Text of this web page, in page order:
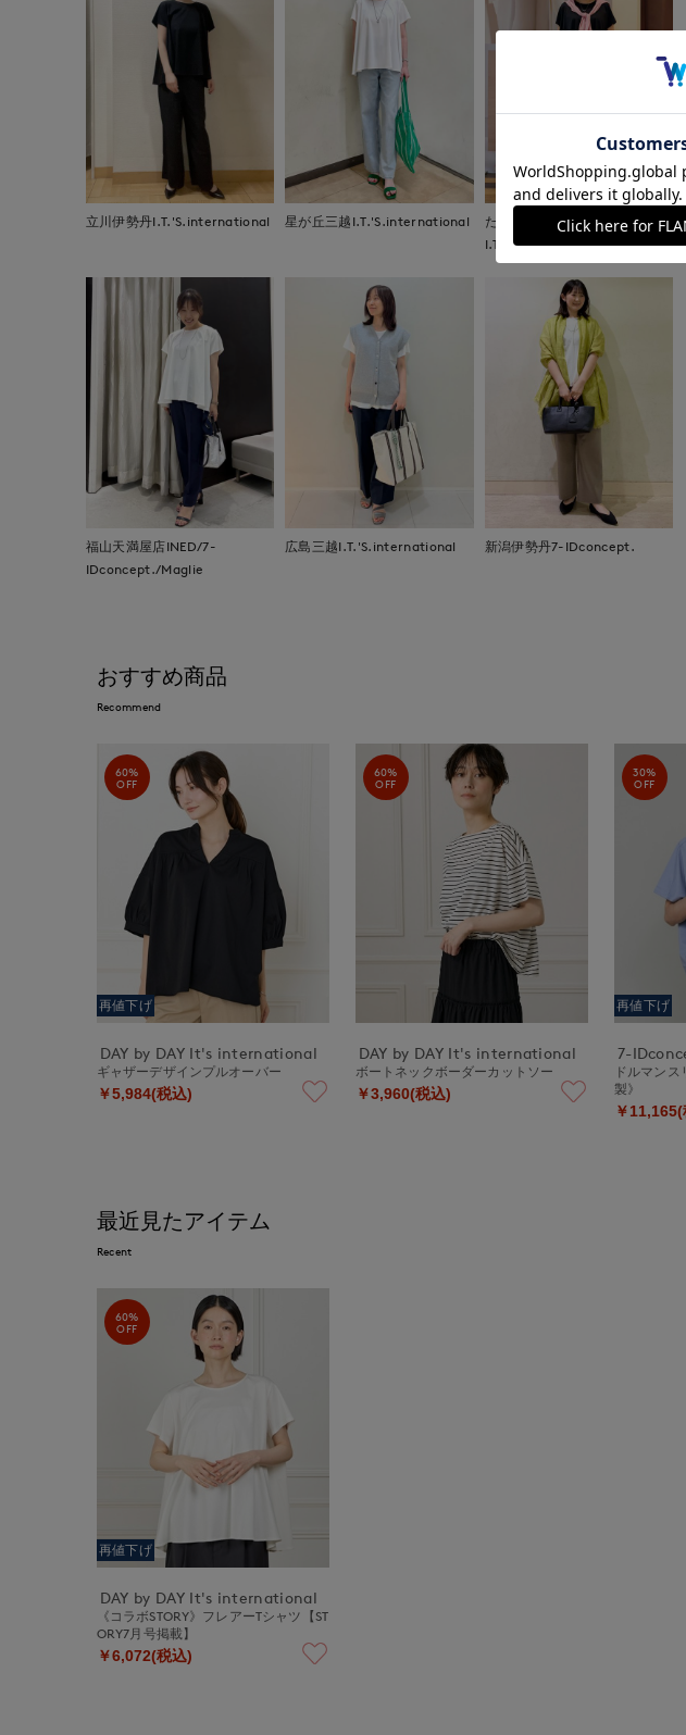
立川伊勢丹I.T.'S.international 星が丘三越I.T.'S.international
たまプラーザ東急
I.T.'S.international
福山天満屋店INED/7-
IDconcept./Maglie
広島三越I.T.'S.international 新潟伊勢丹7-IDconcept.
おすすめ商品
Recommend
60%
OFF
再値下げ
DAY by DAY It's international
ギャザーデザインプルオーバー
￥5,984(税込)
60%
OFF
DAY by DAY It's international
ボートネックボーダーカットソー
￥3,960(税込)
30%
OFF
再値下げ
7-
ドルマン
製》
￥
最近見たアイテム
Recent
60%
OFF
再値下げ
DAY by DAY It's international
《コラボSTORY》フレアーTシャツ【ST
ORY7月号掲載】
￥6,072(税込)